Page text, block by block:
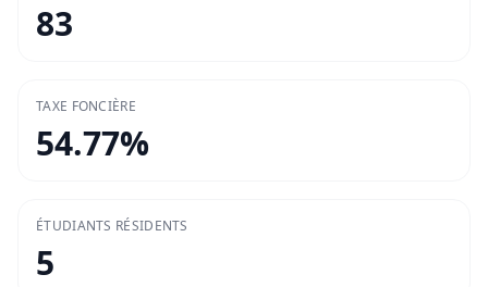
83
TAXE FONCIÈRE
54.77%
ÉTUDIANTS RÉSIDENTS
5